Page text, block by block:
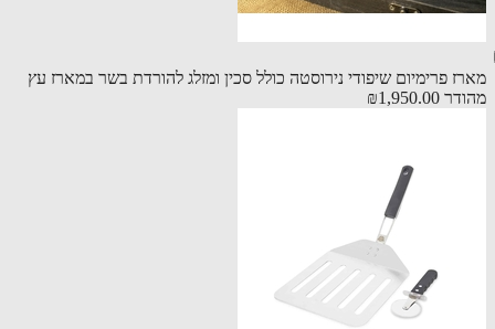
פרימיום שיפודי נירוסטה כולל סכין ומזלג להורדת בשר במארז עץ
₪1,950.00